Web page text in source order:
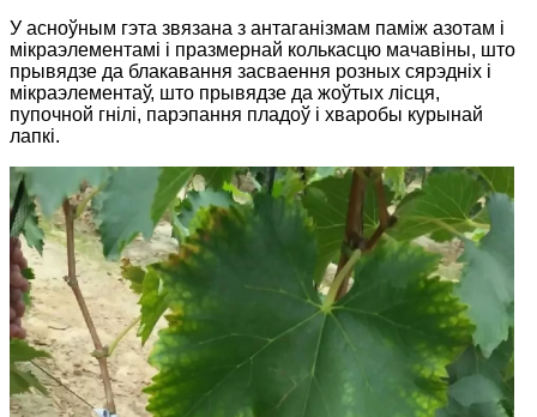
У асноўным гэта звязана з антаганізмам паміж азотам і
мікраэлементамі і празмернай колькасцю мачавіны, што
прывядзе да блакавання засваення розных сярэдніх і
мікраэлементаў, што прывядзе да жоўтых лісця,
пупочной гнілі, парэпання пладоў і хваробы курынай
лапкі.